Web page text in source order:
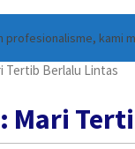
kami
Tertib Berlalu Lintas
Mari